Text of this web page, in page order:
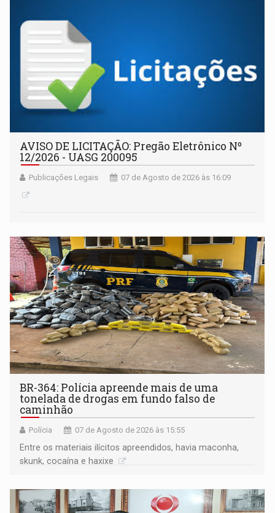
AVISO DE LICITAÇÃO: Pregão Eletrônico Nº
12/2026 - UASG 200095
Publicações Legais 07 de Agosto de 2026 às 16:09
BR-364: Polícia apreende mais de uma
tonelada de drogas em fundo falso de
caminhão
Polícia 07 de Agosto de 2026 às 15:55
Entre os materiais ilícitos apreendidos, havia maconha,
skunk, cocaína e haxixe